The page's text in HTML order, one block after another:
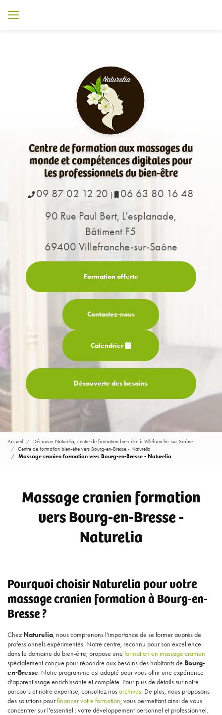
Centre de formation aux massages du
monde et compétences digitales pour
les professionnels du bien-être
09 87 02 12 20
06 63 80 16 48
90 Rue Paul Bert, L'esplanade,
Bâtiment F5
69400 Villefranche-sur-Saône
Formation offerte
Contactez-nous
Calendrier
Découverte des besoins
Accueil
Découvrir Naturelia, centre de formation bien-être à Villefranche-sur-Saône
Centre de formation bien-être vers Bourg-en-Bresse - Naturelia
Massage cranien formation vers Bourg-en-Bresse - Naturelia
Massage cranien formation
vers Bourg-en-Bresse -
Naturelia
Pourquoi choisir Naturelia pour votre
massage cranien formation à Bourg-en-
Bresse ?
ChezNaturelia, nous comprenons l'importance de se former auprès de
professionnels expérimentés. Notre centre, reconnu pour son excellence
dans le domaine du bien-être, propose une formation en massage cranien
spécialement conçue pour répondre aux besoins des habitants de Bourg-
en-Bresse. Notre programme est adapté pour vous offrir une expérience
d'apprentissage enrichissante et complète. Pour plus de détails sur notre
parcours et notre expertise, consultez nosarchives. De plus, nous proposons
des solutions pourfinancer votre formation, vous permettant ainsi de vous
concentrer sur l'essentiel : votre développement personnel et professionnel.